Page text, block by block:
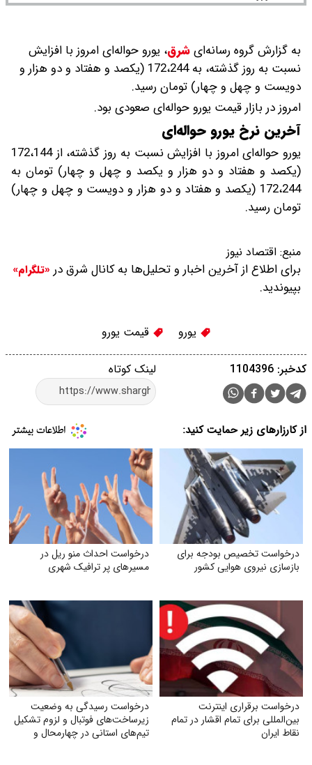
به گزارش گروه رسانه‌ایشرق، یورو حواله‌ای امروز با افزایش
نسبت به روز گذشته، به 172،244 (یکصد و هفتاد و دو هزار و
دویست و چهل و چهار) تومان رسید.
امروز در بازار قیمت یورو حواله‌ای صعودی بود.
آخرین نرخ یورو حواله‌ای
یورو حواله‌ای امروز با افزایش نسبت به روز گذشته، از 172،144
(یکصد و هفتاد و دو هزار و یکصد و چهل و چهار) تومان به
172،244 (یکصد و هفتاد و دو هزار و دویست و چهل و چهار)
تومان رسید.
منبع: اقتصاد نیوز
برای اطلاع از آخرین اخبار و تحلیل‌ها به کانال شرق در «تلگرام»
بپیوندید.
یورو قیمت یورو
لینک کوتاه کدخبر: 1104396
از کارزارهای زیر حمایت کنید:
درخواست تخصیص بودجه برای
بازسازی نیروی هوایی کشور
درخواست احداث منو ریل در
مسیرهای پر ترافیک شهری
درخواست برقراری اینترنت
بین‌المللی برای تمام اقشار در تمام
نقاط ایران
درخواست رسیدگی به وضعیت
زیرساخت‌های فوتبال و لزوم تشکیل
تیم‌های استانی در چهارمحال و